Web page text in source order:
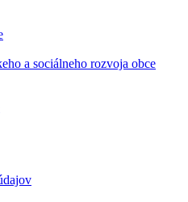
a sociálneho rozvoja obce